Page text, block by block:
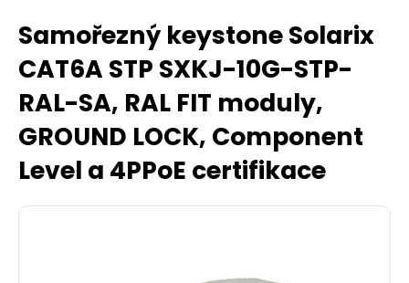
Samořezný keystone Solarix
CAT6A STP SXKJ-10G-STP-
RAL-SA, RAL FIT moduly,
GROUND LOCK, Component
Level a 4PPoE certifikace